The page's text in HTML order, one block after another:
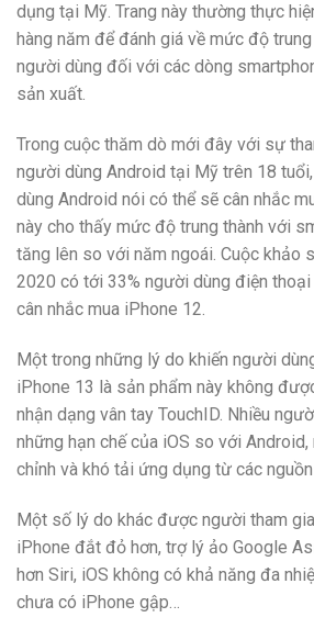
dụng tại Mỹ. Trang này thường thực
hàng năm để đánh giá về mức độ
người dùng đối với các dòng
sản xuất.
Trong cuộc thăm dò mới đây với sự
người dùng Android tại Mỹ trên 18
dùng Android nói có thể sẽ cân nhắc
này cho thấy mức độ trung thành với
tăng lên so với năm ngoái. Cuộc khảo
2020 có tới 33% người dùng điện
cân nhắc mua iPhone 12.
Một trong những lý do khiến người
iPhone 13 là sản phẩm này không
nhận dạng vân tay TouchID. Nhiều
những hạn chế của iOS so với
chỉnh và khó tải ứng dụng từ các
Một số lý do khác được người tham
iPhone đắt đỏ hơn, trợ lý ảo Google
hơn Siri, iOS không có khả năng đa
chưa có iPhone gập…